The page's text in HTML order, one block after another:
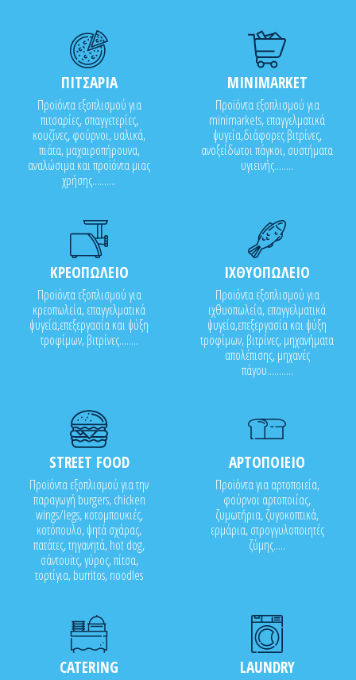
ΠΙΤΣΑΡΙΑ
Προϊόντα εξοπλισμού για
πιτσαρίες, σπαγγετερίες,
κουζίνες, φούρνοι, υαλικά,
πιάτα, μαχαιροπήρουνα,
αναλώσιμα και προϊόντα μιας
χρήσης..........
MINIMARKET
Προϊόντα εξοπλισμού για
minimarkets, επαγγελματικά
ψυγεία,διάφορες βιτρίνες,
ανοξείδωτοι πάγκοι, συστήματα
υγιεινής........
ΚΡΕΟΠΩΛΕΙΟ
Προϊόντα εξοπλισμού για
κρεοπωλεία, επαγγελματικά
ψυγεία,επεξεργασία και ψύξη
τροφίμων, βιτρίνες........
ΙΧΘΥΟΠΩΛΕΙΟ
Προϊόντα εξοπλισμού για
ιχθυοπωλεία, επαγγελματικά
ψυγεία,επεξεργασία και ψύξη
τροφίμων, βιτρίνες, μηχανήματα
απολέπισης, μηχανές
πάγου...........
STREET FOOD
Προϊόντα εξοπλισμού για την
παραγωγή burgers, chicken
wings/legs, κοτομπουκιές,
κοτόπουλο, ψητά σχάρας,
πατάτες, τηγανητά, hot dog,
σάντουϊτς, γύρος, πίτσα,
τορτίγια, burritos, noodles
ΑΡΤΟΠΟΙΕΙΟ
Προϊόντα για αρτοποιεία,
φούρνοι αρτοποιίας,
ζυμωτήρια, ζυγοκοπτικά,
ερμάρια, στρογγυλοποιητές
ζύμης.....
CATERING LAUNDRY